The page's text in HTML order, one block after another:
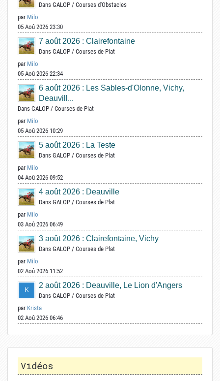
Dans GALOP / Courses d'Obstacles
par Milo
05 Aoû 2026 23:30
7 août 2026 : Clairefontaine
Dans GALOP / Courses de Plat
par Milo
05 Aoû 2026 22:34
6 août 2026 : Les Sables-d'Olonne, Vichy,
Deauvill...
Dans GALOP / Courses de Plat
par Milo
05 Aoû 2026 10:29
5 août 2026 : La Teste
Dans GALOP / Courses de Plat
par Milo
04 Aoû 2026 09:52
4 août 2026 : Deauville
Dans GALOP / Courses de Plat
par Milo
03 Aoû 2026 06:49
3 août 2026 : Clairefontaine, Vichy
Dans GALOP / Courses de Plat
par Milo
02 Aoû 2026 11:52
2 août 2026 : Deauville, Le Lion d'Angers
Dans GALOP / Courses de Plat
par Krista
02 Aoû 2026 06:46
Vidéos